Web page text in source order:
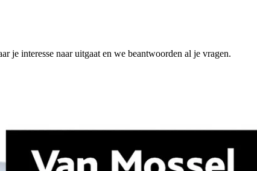
je interesse naar uitgaat en we beantwoorden al je vragen.